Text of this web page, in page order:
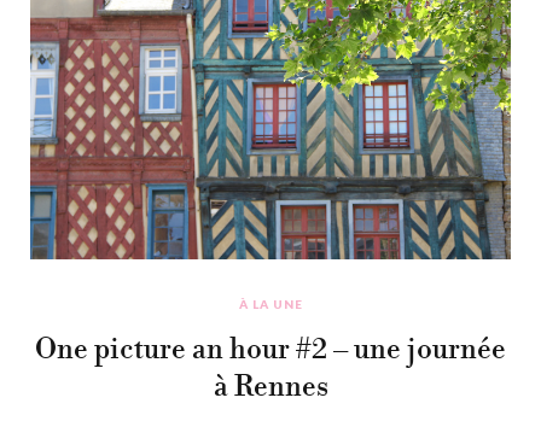
À LA UNE
One picture an hour #2 – une journée
à Rennes